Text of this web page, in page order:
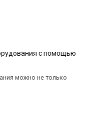
с помощью
можно не только